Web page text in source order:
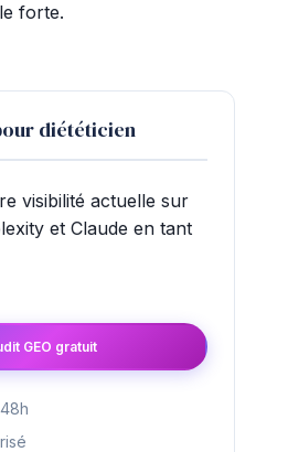
forte.
diététicien
visibilité actuelle sur
et Claude en tant
GEO gratuit